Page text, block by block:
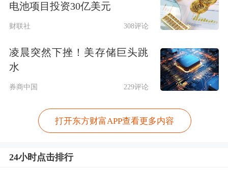
加仓至第一大重仓基金。国泰瑞悦3个
月持有的基金经理在四季报中表示，本
组合在三季度初及时减仓了长债基金配
置后，10月份及时补回长债基金，捕捉
下跌后减少了部分长债基金仓位，通过
性。
电池项目投资30亿美元
财联社 308评论
凌晨突然下挫！美存储巨头跳
水
券商中国 229评论
打开东方财富APP查看更多内容
24小时点击排行